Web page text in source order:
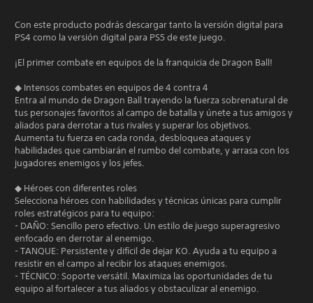
Con este producto podrás descargar tanto la versión digital para
PS4 como la versión digital para PS5 de este juego.
¡El primer combate en equipos de la franquicia de Dragon Ball!
◆ Intensos combates en equipos de 4 contra 4
Entra al mundo de Dragon Ball trayendo la fuerza sobrenatural de
tus personajes favoritos al campo de batalla y únete a tus amigos y
aliados para derrotar a tus rivales y superar los objetivos.
Aumenta tu fuerza en cada ronda, desbloquea ataques y
habilidades que cambiarán el rumbo del combate, y arrasa con los
jugadores enemigos y los jefes.
◆ Héroes con diferentes roles
Selecciona héroes con habilidades y técnicas únicas para cumplir
roles estratégicos para tu equipo:
- DAÑO: Sencillo pero efectivo. Un estilo de juego superagresivo
enfocado en derrotar al enemigo.
- TANQUE: Persistente y difícil de dejar KO. Ayuda a tu equipo a
resistir en el campo al recibir los ataques enemigos.
- TÉCNICO: Soporte versátil. Maximiza las oportunidades de tu
equipo al fortalecer a tus aliados y obstaculizar al enemigo.